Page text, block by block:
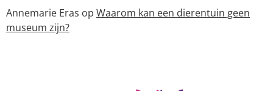
Annemarie Eras op Waarom kan een dierentuin geen
museum zijn?